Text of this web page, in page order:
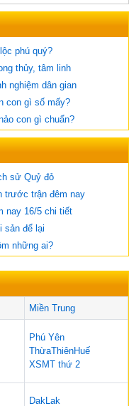
phú quý?
thủy, tâm linh
nghiệm dân gian
con gì số mấy?
con gì chuẩn?
sử Quỷ đỏ
trước trận đêm nay
nay 16/5 chi tiết
sản để lại
những ai?
Miền Trung
Phú Yên
ThừaThiênHuế
XSMT thứ 2
DakLak